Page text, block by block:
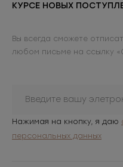
КУРСЕ НОВЫХ
Вы всегда сможете
любом письме на ссылку
Нажимая на кнопку, я даю
персональных данных